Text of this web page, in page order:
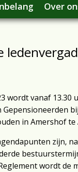
Over
wordt vanaf 13.30
Gepensioneerden
in Amershof
zijn,
wordt de